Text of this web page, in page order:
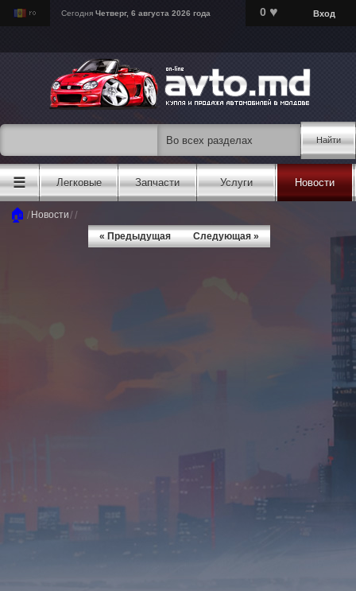
Сегодня Четверг, 6 августа 2026 года 0 ♥ Вход
Найти
☰ Легковые Запчасти Услуги Новости
🏠 / Новости//
« Предыдущая Следующая »